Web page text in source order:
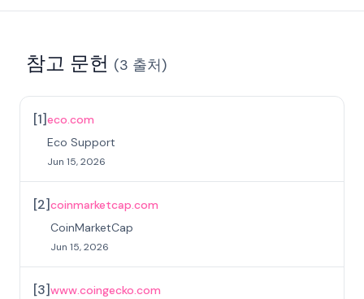
참고 문헌 (3 출처)
[1]eco.com
Eco Support
Jun 15, 2026
[2]coinmarketcap.com
CoinMarketCap
Jun 15, 2026
[3]www.coingecko.com